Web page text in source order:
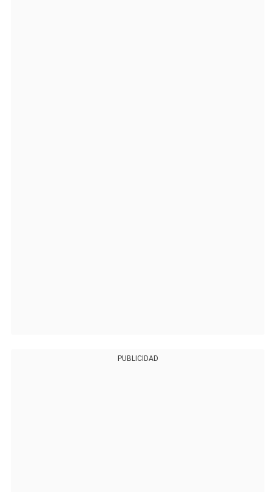
PUBLICIDAD